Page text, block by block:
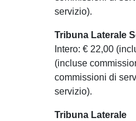
servizio).
Tribuna Laterale
Intero: € 22,00
(incluse
commissioni di
servizio).
Tribuna Laterale